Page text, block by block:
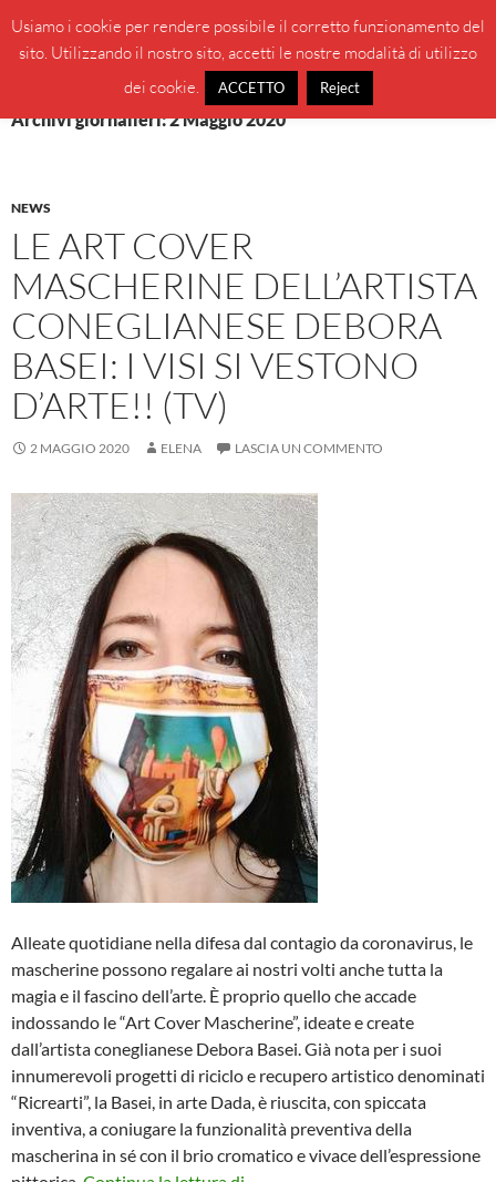
contenuto
BeppeBlog
MENU
Archivi giornalieri: 2 Maggio 2020
NEWS
LE ART COVER
MASCHERINE DELL’ARTISTA
CONEGLIANESE DEBORA
BASEI: I VISI SI VESTONO
D’ARTE!! (TV)
2 MAGGIO 2020 ELENA LASCIA UN COMMENTO
Alleate quotidiane nella difesa dal contagio da coronavirus, le
mascherine possono regalare ai nostri volti anche tutta la
magia e il fascino dell’arte. È proprio quello che accade
indossando le “Art Cover Mascherine”, ideate e create
dall’artista coneglianese Debora Basei. Già nota per i suoi
innumerevoli progetti di riciclo e recupero artistico denominati
“Ricrearti”, la Basei, in arte Dada, è riuscita, con spiccata
inventiva, a coniugare la funzionalità preventiva della
mascherina in sé con il brio cromatico e vivace dell’espressione
Usiamo i cookie per rendere possibile il corretto funzionamento del
sito. Utilizzando il nostro sito, accetti le nostre modalità di utilizzo
dei cookie.
ACCETTO Reject